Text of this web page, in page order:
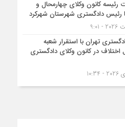
رئیسه کانون وکلای چهارمحال و
رئیس دادگستری شهرستان شهرکرد
تهران با استقرار شعبه
در کانون وکلای دادگستری